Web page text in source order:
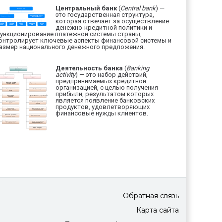
Центральный банк(Central bank) —
это государственная структура,
которая отвечает за осуществление
денежно-кредитной политики и
платежной системы страны,
ключевые аспекты финансовой системы и
национального денежного предложения.
Деятельность банка (Banking
activity) — это набор действий,
предпринимаемых кредитной
организацией, с целью получения
прибыли, результатом которых
является появление банковских
продуктов, удовлетворяющих
финансовые нужды клиентов.
Обратная связь
Карта сайта